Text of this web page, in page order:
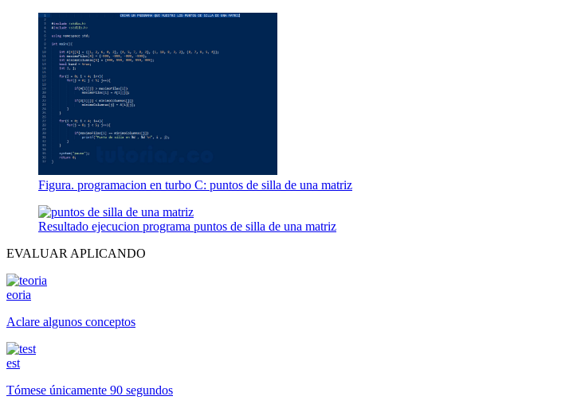
Figura. programacion en turbo C: puntos de silla de una matriz
Resultado ejecucion programa puntos de silla de una matriz
EVALUAR APLICANDO
eoria
Aclare algunos conceptos
est
Tómese únicamente 90 segundos